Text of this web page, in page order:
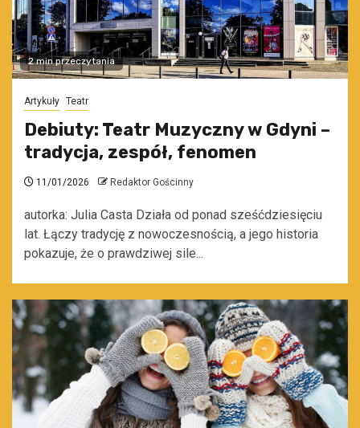
2 min przeczytania
Artykuły Teatr
Debiuty: Teatr Muzyczny w Gdyni –
tradycja, zespół, fenomen
11/01/2026 Redaktor Gościnny
autorka: Julia Casta Działa od ponad sześćdziesięciu
lat. Łączy tradycję z nowoczesnością, a jego historia
pokazuje, że o prawdziwej sile...